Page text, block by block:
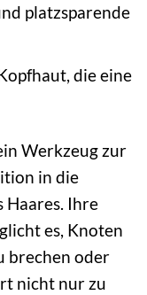
platzsparende
die eine
Werkzeug zur
in die
Haares. Ihre
es, Knoten
brechen oder
nicht nur zu